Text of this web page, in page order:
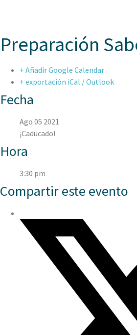
Preparación
+ Añadir Google Calendar
+ exportación iCal / Outlook
Fecha
Ago 05 2021
¡Caducado!
Hora
3:30 pm
Compartir este evento